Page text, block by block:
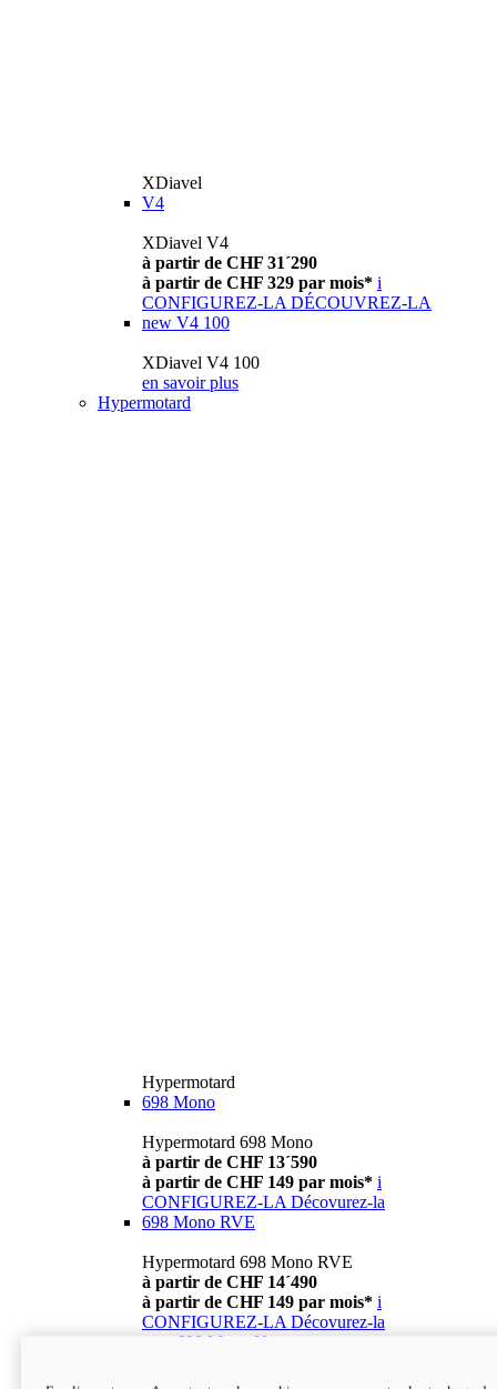
XDiavel
V4
XDiavel V4
à partir de CHF 31´290
à partir de CHF 329 par mois* i
CONFIGUREZ-LA DÉCOUVREZ-LA
new V4 100
XDiavel V4 100
en savoir plus
Hypermotard
Hypermotard
698 Mono
Hypermotard 698 Mono
à partir de CHF 13´590
à partir de CHF 149 par mois* i
CONFIGUREZ-LA Décovurez-la
698 Mono RVE
Hypermotard 698 Mono RVE
à partir de CHF 14´490
à partir de CHF 149 par mois* i
CONFIGUREZ-LA Décovurez-la
698 Mono Nera
Hypermotard 698 Mono Nera